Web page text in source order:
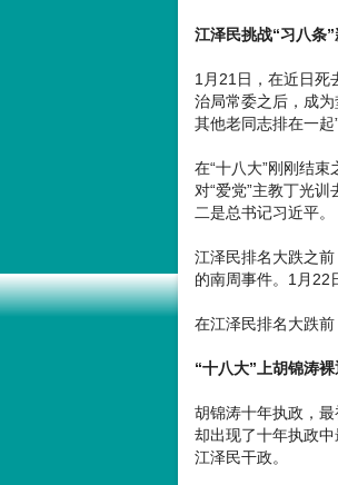
江泽民挑战“习八条
1月21日，在近日死
治局常委之后，成
其他老同志排在一起”
在“十八大”刚刚结
对“爱党”主教丁光
二是总书记习近平。
江泽民排名大跌之
的南周事件。1月22
在江泽民排名大跌前
“十八大”上胡锦涛
胡锦涛十年执政，
却出现了十年执政
江泽民干政。